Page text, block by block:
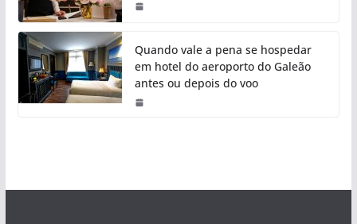
Quando vale a pena se hospedar
em hotel do aeroporto do Galeão
antes ou depois do voo